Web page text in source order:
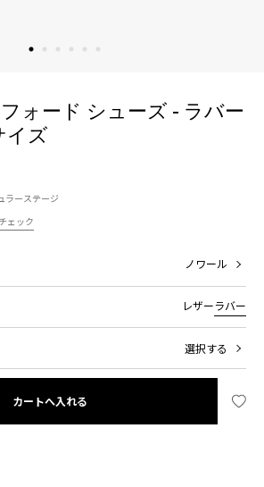
ォード シューズ - ラバー
イズ
ラーステージ
ェック
ノワール
レザー ラバー
選択する
カートへ入れる